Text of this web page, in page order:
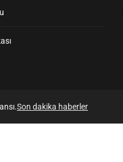
Son dakika haberler